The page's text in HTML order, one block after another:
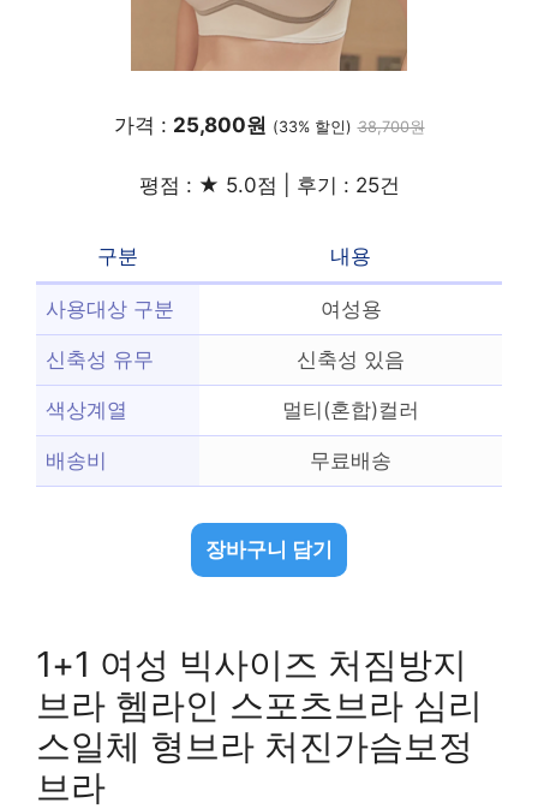
가격 : 25,800원 (33% 할인) 38,700원
평점 : ★ 5.0점 | 후기 : 25건
구분 내용
사용대상 구분 여성용
신축성 유무 신축성 있음
색상계열 멀티(혼합)컬러
배송비 무료배송
장바구니 담기
1+1 여성 빅사이즈 처짐방지
브라 헴라인 스포츠브라 심리
스일체 형브라 처진가슴보정
브라